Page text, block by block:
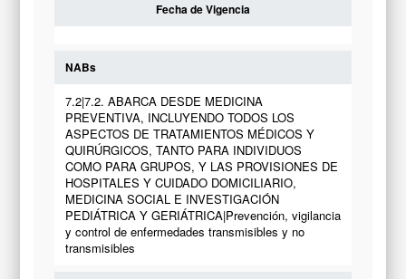
Fecha de Vigencia
NABs
7.2|7.2. ABARCA DESDE MEDICINA
PREVENTIVA, INCLUYENDO TODOS LOS
ASPECTOS DE TRATAMIENTOS MÉDICOS Y
QUIRÚRGICOS, TANTO PARA INDIVIDUOS
COMO PARA GRUPOS, Y LAS PROVISIONES DE
HOSPITALES Y CUIDADO DOMICILIARIO,
MEDICINA SOCIAL E INVESTIGACIÓN
PEDIÁTRICA Y GERIÁTRICA|Prevención, vigilancia
y control de enfermedades transmisibles y no
transmisibles